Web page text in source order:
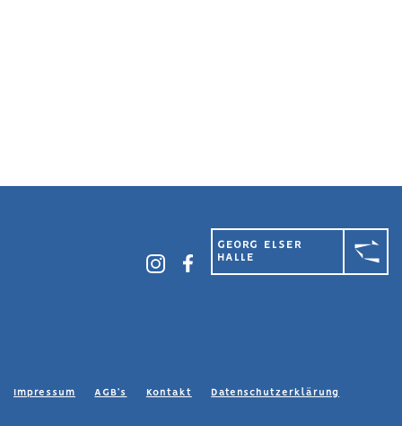
GEORG ELSER
HALLE
Impressum AGB’s Kontakt Datenschutzerklärung